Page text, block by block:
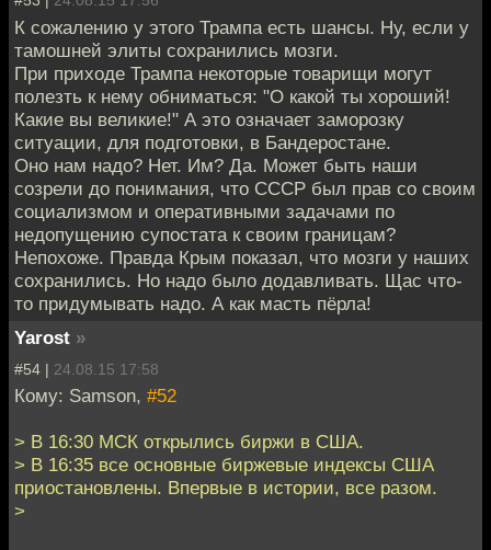
К сожалению у этого Трампа есть шансы. Ну, если у
тамошней элиты сохранились мозги.
При приходе Трампа некоторые товарищи могут
полезть к нему обниматься: "О какой ты хороший!
Какие вы великие!" А это означает заморозку
ситуации, для подготовки, в Бандеростане.
Оно нам надо? Нет. Им? Да. Может быть наши
созрели до понимания, что СССР был прав со своим
социализмом и оперативными задачами по
недопущению супостата к своим границам?
Непохоже. Правда Крым показал, что мозги у наших
сохранились. Но надо было додавливать. Щас что-
то придумывать надо. А как масть пёрла!
Yarost »
#54 | 24.08.15 17:58
Кому: Samson, #52
> В 16:30 МСК открылись биржи в США.
> В 16:35 все основные биржевые индексы США
приостановлены. Впервые в истории, все разом.
>